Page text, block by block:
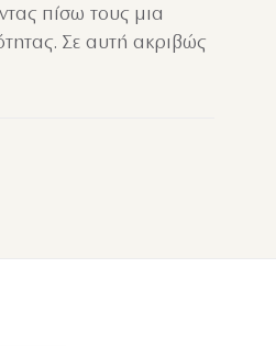
πίσω τους μια
Σε αυτή ακριβώς